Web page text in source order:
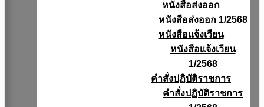
หนังสือส่งออก
หนังสือส่งออก 1/2568
หนังสือแจ้งเวียน
หนังสือเเจ้งเวียน
1/2568
คำสั่งปฏิบัติราชการ
คำสั่งปฏิบัติราชการ